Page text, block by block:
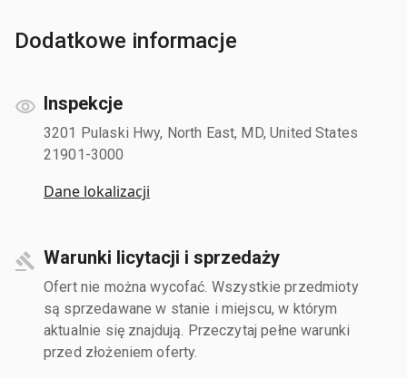
Dodatkowe informacje
Inspekcje
3201 Pulaski Hwy, North East, MD, United States
21901-3000
Dane lokalizacji
Warunki licytacji i sprzedaży
Ofert nie można wycofać. Wszystkie przedmioty
są sprzedawane w stanie i miejscu, w którym
aktualnie się znajdują. Przeczytaj pełne warunki
przed złożeniem oferty.